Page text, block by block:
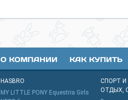
О КОМПАНИИ КАК КУПИТЬ
HASBRO
MY LITTLE PONY Equestria Girls
СПОРТ
ОТДЫХ,